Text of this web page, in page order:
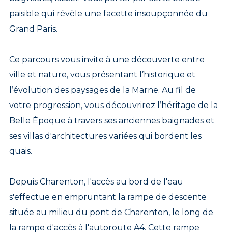
paisible qui révèle une facette insoupçonnée du
Grand Paris.
Ce parcours vous invite à une découverte entre
ville et nature, vous présentant l’historique et
l’évolution des paysages de la Marne. Au fil de
votre progression, vous découvrirez l’héritage de la
Belle Époque à travers ses anciennes baignades et
ses villas d'architectures variées qui bordent les
quais.
Depuis Charenton, l'accès au bord de l'eau
s'effectue en empruntant la rampe de descente
située au milieu du pont de Charenton, le long de
la rampe d'accès à l'autoroute A4. Cette rampe